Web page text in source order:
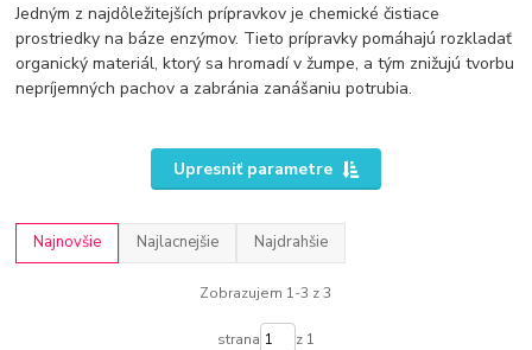
Jedným z najdôležitejších prípravkov je chemické čistiace
prostriedky na báze enzýmov. Tieto prípravky pomáhajú rozkladať
organický materiál, ktorý sa hromadí v žumpe, a tým znižujú tvorbu
nepríjemných pachov a zabránia zanášaniu potrubia.
Upresniť parametre
Najnovšie Najlacnejšie Najdrahšie
Zobrazujem 1-3 z 3
strana z 1